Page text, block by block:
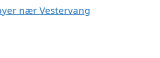
nær Vestervang